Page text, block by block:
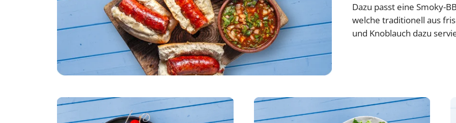
Dazu passt eine Smoky-
welche traditionell aus
und Knoblauch dazu